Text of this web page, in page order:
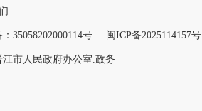
35058202000114号 闽ICP备2025114157号
市人民政府办公室.政务